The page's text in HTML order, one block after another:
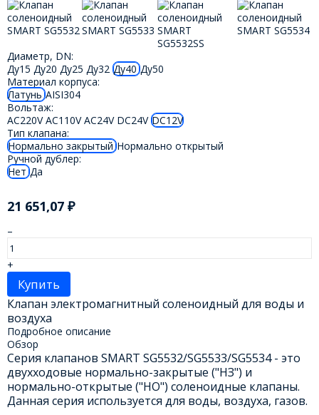
Диаметр, DN:
Ду15 Ду20 Ду25 Ду32 Ду40Ду50
Материал корпуса:
ЛатуньAISI304
Вольтаж:
AC220VAC110VAC24V DC24VDC12V
Тип клапана:
Нормально закрытыйНормально открытый
Ручной дублер:
НетДа
21 651,07 ₽
–
+
Купить
Клапан электромагнитный соленоидный для воды и
воздуха
Подробное описание
Обзор
Серия клапанов SMART SG5532/SG5533/SG5534 - это
двухходовые нормально-закрытые ("НЗ") и
нормально-открытые ("НО") соленоидные клапаны.
Данная серия используется для воды, воздуха, газов.